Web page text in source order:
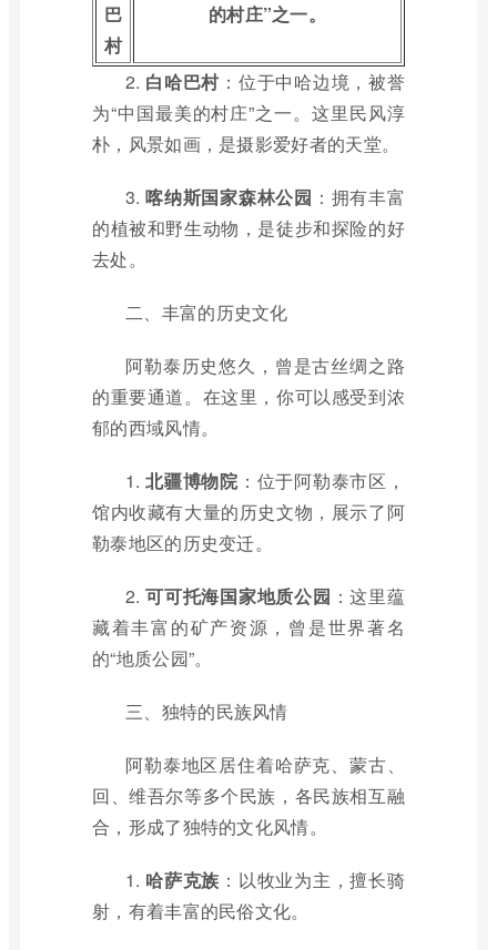
巴
村
的村庄”之一。
2. 白哈巴村 ：位于中哈边境，被誉
为“中国最美的村庄”之一。这里民风淳
朴，风景如画，是摄影爱好者的天堂。
3.喀纳斯国家森林公园 ：拥有丰富
的植被和野生动物，是徒步和探险的好
去处。
二、丰富的历史文化
阿勒泰历史悠久，曾是古丝绸之路
的重要通道。在这里，你可以感受到浓
郁的西域风情。
1.北疆博物院：位于阿勒泰市区，
馆内收藏有大量的历史文物，展示了阿
勒泰地区的历史变迁。
2.可可托海国家地质公园 ：这里蕴
藏着丰富的矿产资源，曾是世界著名
的“地质公园”。
三、独特的民族风情
阿勒泰地区居住着哈萨克、蒙古、
回、维吾尔等多个民族，各民族相互融
合，形成了独特的文化风情。
1. 哈萨克族 ：以牧业为主，擅长骑
射，有着丰富的民俗文化。